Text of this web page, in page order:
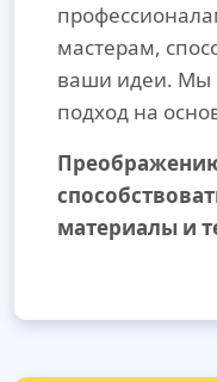
мастерам,
ваши идеи. Мы
подход на
материалы и